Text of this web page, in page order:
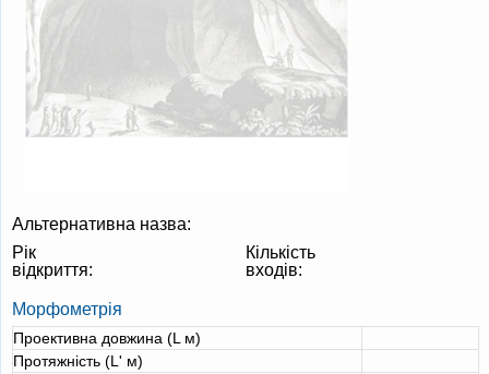
Альтернативна назва:
Рік
відкриття:
Кількість
входів:
Морфометрія
Проективна довжина (L м)
Протяжність (L' м)